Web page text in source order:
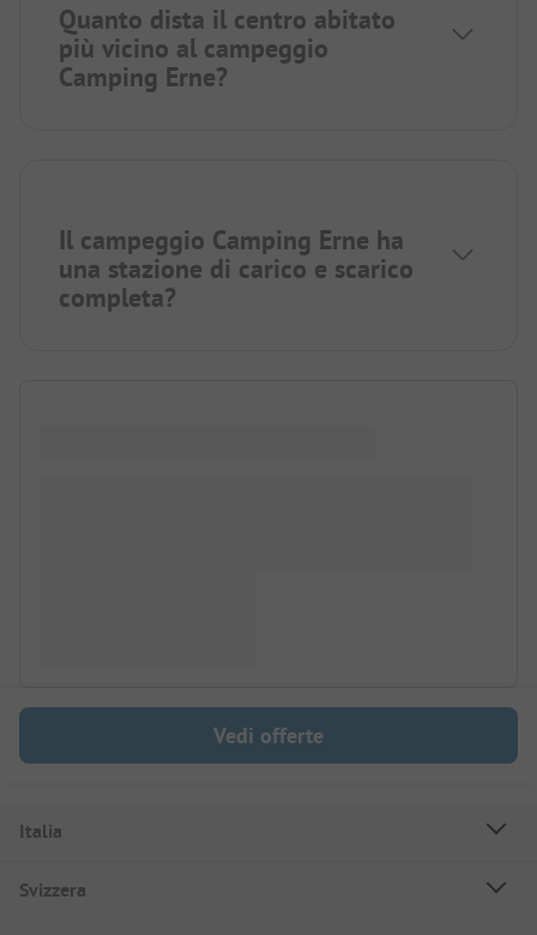
Quanto dista il centro abitato
più vicino al campeggio
Camping Erne?
Il campeggio Camping Erne ha
una stazione di carico e scarico
completa?
Vedi offerte
Italia
Svizzera